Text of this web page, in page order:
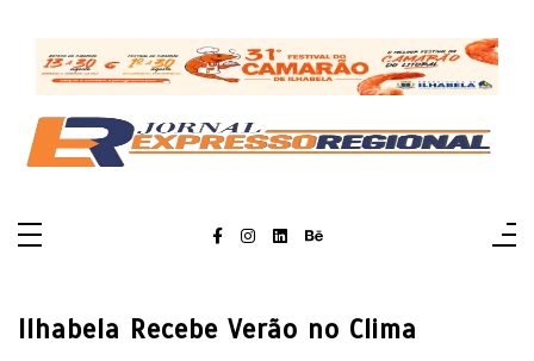
conteúdo
Ilhabela Recebe Verão no Clima